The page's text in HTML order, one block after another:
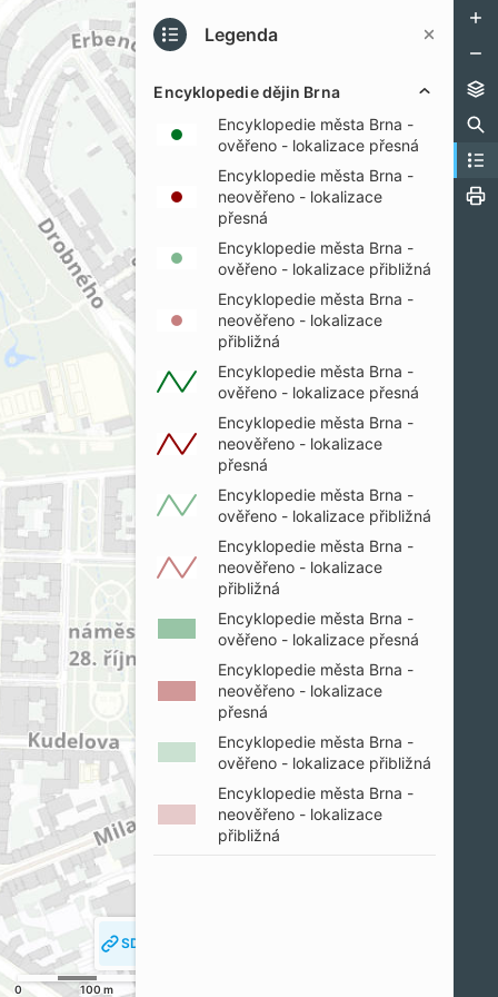
Legenda
Encyklopedie dějin Brna
Encyklopedie města Brna -
ověřeno - lokalizace přesná
Encyklopedie města Brna -
neověřeno - lokalizace
přesná
Encyklopedie města Brna -
ověřeno - lokalizace přibližná
Encyklopedie města Brna -
neověřeno - lokalizace
přibližná
Encyklopedie města Brna -
ověřeno - lokalizace přesná
Encyklopedie města Brna -
neověřeno - lokalizace
přesná
Encyklopedie města Brna -
ověřeno - lokalizace přibližná
Encyklopedie města Brna -
neověřeno - lokalizace
přibližná
Encyklopedie města Brna -
ověřeno - lokalizace přesná
Encyklopedie města Brna -
neověřeno - lokalizace
přesná
Encyklopedie města Brna -
ověřeno - lokalizace přibližná
Encyklopedie města Brna -
neověřeno - lokalizace
přibližná
SDÍLET MAPU
0 100 m